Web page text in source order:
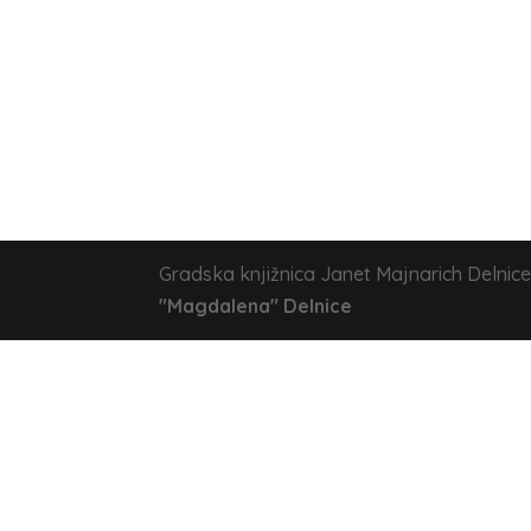
Gradska knjižnica Janet Majnarich
"Magdalena" Delnice